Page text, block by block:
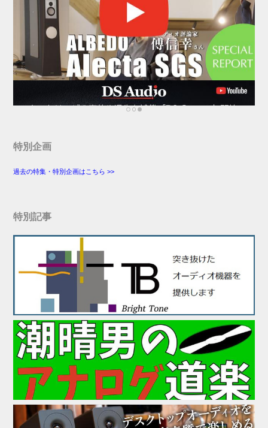
特別企画
過去の特集・特別企画はこちら >>
特別記事